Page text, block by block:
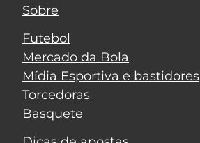
Sobre
Futebol
Mercado da Bola
Mídia Esportiva e bastidores
Torcedoras
Basquete